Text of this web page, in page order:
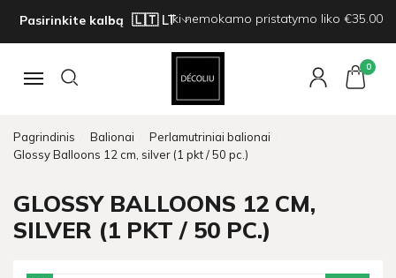
Pasirinkite kalbą Iki nemokamo pristatymo liko €35.00
Navigacija
0
Pagrindinis Balionai
Perlamutriniai balionai
Glossy Balloons 12 cm, silver (1 pkt / 50 pc.)
GLOSSY BALLOONS 12 CM,
SILVER (1 PKT / 50 PC.)